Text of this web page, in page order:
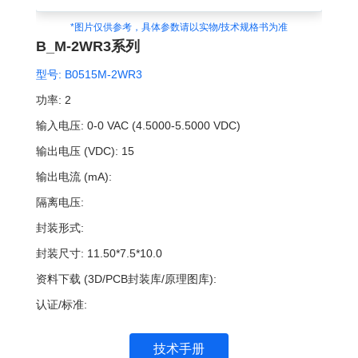
*图片仅供参考，具体参数请以实物/技术规格书为准
B_M-2WR3系列
型号: B0515M-2WR3
功率: 2
输入电压: 0-0 VAC (4.5000-5.5000 VDC)
输出电压 (VDC): 15
输出电流 (mA):
隔离电压:
封装形式:
封装尺寸: 11.50*7.5*10.0
资料下载 (3D/PCB封装库/原理图库):
认证/标准:
技术手册